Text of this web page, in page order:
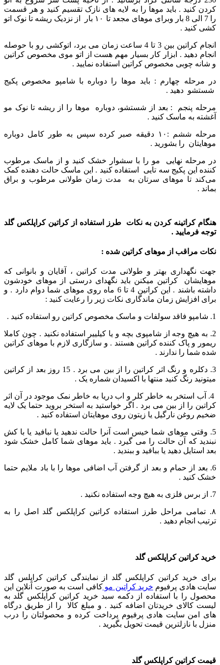
کردن کنید . باید موها را به لایه های نازک تقسیم کنید و هر قسمت
را 7 الی 8 بار وبرای موهای مجعد تا ۱۰ بار از نزدیک ریشه تا نوک اتو
کشی کنید .
انجام کراتین بین 3 تا 4 ساعت زمان می برد، اتوکشی رو با حوصله
انجام دهید . ابزار کار بسیار مهم هست از اتو موی مخصوص کراتین
و شانه چوبی مخصوص کراتین استفاده نمایید .
در مرحله چهارم : باید موها را دوباره با شامپو مخصوص پکیج
شستشو دهید .
مرحله پنجم : بعد از شستشو، دوباره موها را از ریشه تا نوک مو
آغشته به ماسک کنید .
مرحله ششم :۱۰ دقیقه صبر کرده سپس به طور کامل دوباره
موهایتان را بشورید .
در مرحله نهایی مو را با سشوار خشک کنید و از ماسک مرطوب
کننده این پکیج سه تایی استفاده کنید . این ماسک حالت دهنده کمک
می‌کند تا موهای سرتان به مدت زمان طولانی مرطوب و براق
بماند .
هنگام کراتینه کردن به نکات طرز استفاده از کراتین کراپلکس گلد
توجه فرمایید .
نکات مراقب از موهای کراتین شده :
جهت نگهداری بهتر و طولانی مدت کراتین ، آقایان و بانوانی که
موهایشان کراتین میکنن باید نگهدای درستی از موهای خودشون
داشته باشند . این کراتین 4 تا 6 ماه روی موهای شما دوام دارد . و
برای افزایش زمان ماندگاری نکات زیر را رعایت کنید :
1. شامپو فاقد سولفات و ماسک مخصوص کراتین رو استفاده کنید .
2. به هیچ وجه از شامپوی بچه و یا کیلییر استفاده نکنید . چون کاملا
ریمور و پاک کننده کراتین هستند . و سازگاری لازم با موهای کراتین
شده شما را ندارند .
3. دکلره و رنگ اثر کراتین را از بین می برد . 15 روز بعد از کراتین
میتونید رنگ کنید منتها با اکسیدان شماره یک .
4. آب استخر به خاطر کلر و اب دریا به خاطر نمک موجود در آن اثر
کراتین را از بین می برد . اگر خواستید به استخر بروید حتما یک لایه
ضخیم روغن نارگیل یا زیتون روی موهایتان استفاده کنید .
5. وقتی موهای شما خیس است آنرا حالت ندهید یا نبافید یا با کش
نبندید که آن حالت را می گیرد . باید موهای شما کامل خشک شود
بعد استایل دهید یا ببافید و ببندید .
6. بعد از حمام و بعد از گرفتن آب اضافی موها را با باد ملایم حتما
خشک کنید .
7. از برس فلزی به هیچ وجه استفاده نکنید .
۸. تمامی مراحل طرز استفاده کراتین کراپلکس گلد اصل را به
ترتیب انجام دهید .
خرید کراتین کراپلکس گلد
برای خرید کراتین کراپلکس گلد از نمایندگی کراتین کراپلس گلد
سایت هادی پرفیوم خرید کراتین موکافی است به صورت آنلاین این
محصول را با استفاده از دکمه سبد خرید کراتین کراپلکس گلد به
لیست کالای خریدتان اضافه کنید . و مبلغ کالا را از طریق درگاه
های امن سایت هادی پرفیوم پرداخت کرده و محصولتان را درب
منزل با نازلترین قیمت تحویل بگیرید .
قیمت کراتین کراپلکس گلد